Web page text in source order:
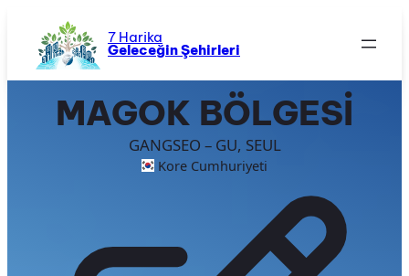
7 Harika
Geleceğin Şehirleri
MAGOK BÖLGESİ
GANGSEO – GU, SEUL
Kore Cumhuriyeti